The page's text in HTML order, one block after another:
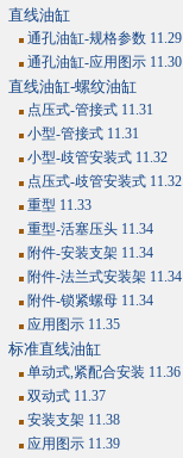
直线油缸
通孔油缸-规格参数 11.29
通孔油缸-应用图示 11.30
直线油缸-螺纹油缸
点压式-管接式 11.31
小型-管接式 11.31
小型-歧管安装式 11.32
点压式-歧管安装式 11.32
重型 11.33
重型-活塞压头 11.34
附件-安装支架 11.34
附件-法兰式安装架 11.34
附件-锁紧螺母 11.34
应用图示 11.35
标准直线油缸
单动式,紧配合安装 11.36
双动式 11.37
安装支架 11.38
应用图示 11.39